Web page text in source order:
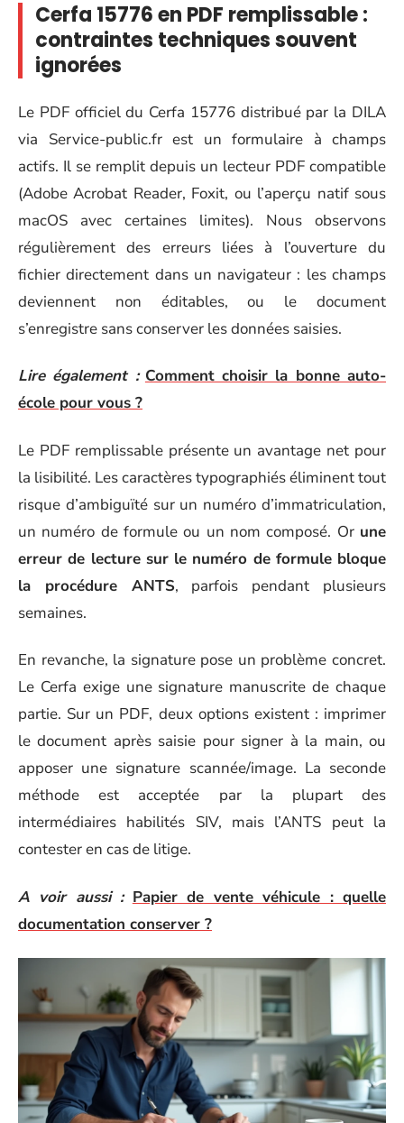
Cerfa 15776 en PDF remplissable :
contraintes techniques souvent
ignorées
Le PDF officiel du Cerfa 15776 distribué par la DILA
via Service-public.fr est un formulaire à champs
actifs. Il se remplit depuis un lecteur PDF compatible
(Adobe Acrobat Reader, Foxit, ou l’aperçu natif sous
macOS avec certaines limites). Nous observons
régulièrement des erreurs liées à l’ouverture du
fichier directement dans un navigateur : les champs
deviennent non éditables, ou le document
s’enregistre sans conserver les données saisies.
Lire également : Comment choisir la bonne auto-
école pour vous ?
Le PDF remplissable présente un avantage net pour
la lisibilité. Les caractères typographiés éliminent tout
risque d’ambiguïté sur un numéro d’immatriculation,
un numéro de formule ou un nom composé. Or une
erreur de lecture sur le numéro de formule bloque
la procédure ANTS, parfois pendant plusieurs
semaines.
En revanche, la signature pose un problème concret.
Le Cerfa exige une signature manuscrite de chaque
partie. Sur un PDF, deux options existent : imprimer
le document après saisie pour signer à la main, ou
apposer une signature scannée/image. La seconde
méthode est acceptée par la plupart des
intermédiaires habilités SIV, mais l’ANTS peut la
contester en cas de litige.
A voir aussi : Papier de vente véhicule : quelle
documentation conserver ?